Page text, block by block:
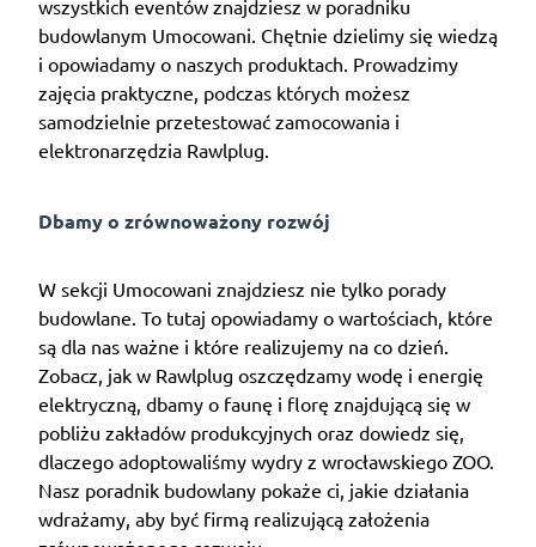
wszystkich eventów znajdziesz w poradniku
budowlanym Umocowani. Chętnie dzielimy się wiedzą
i opowiadamy o naszych produktach. Prowadzimy
zajęcia praktyczne, podczas których możesz
samodzielnie przetestować zamocowania i
elektronarzędzia Rawlplug.
Dbamy o zrównoważony rozwój
W sekcji Umocowani znajdziesz nie tylko porady
budowlane. To tutaj opowiadamy o wartościach, które
są dla nas ważne i które realizujemy na co dzień.
Zobacz, jak w Rawlplug oszczędzamy wodę i energię
elektryczną, dbamy o faunę i florę znajdującą się w
pobliżu zakładów produkcyjnych oraz dowiedz się,
dlaczego adoptowaliśmy wydry z wrocławskiego ZOO.
Nasz poradnik budowlany pokaże ci, jakie działania
wdrażamy, aby być firmą realizującą założenia